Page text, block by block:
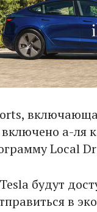
включено а-ля
Local
будут
в